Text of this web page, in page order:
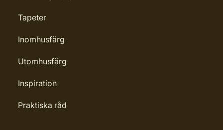
Tapeter
Inomhusfärg
Utomhusfärg
Inspiration
Praktiska råd